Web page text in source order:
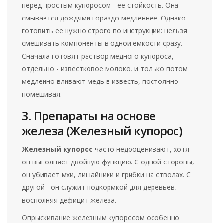
перед простым купоросом - ее стойкость. Она
смывается дождями гораздо медленнее. Однако
готовить ее нужно строго по инструкции: нельзя
смешивать компоненты в одной емкости сразу.
Сначала готовят раствор медного купороса,
отдельно - известковое молоко, и только потом
медленно вливают медь в известь, постоянно
помешивая.
3. Препараты на основе
железа (Железный купорос)
Железный купорос часто недооценивают, хотя
он выполняет двойную функцию. С одной стороны,
он убивает мхи, лишайники и грибки на стволах. С
другой - он служитподкормкой для деревьев,
восполняя дефицит железа.
Опрыскивание железным купоросом особенно